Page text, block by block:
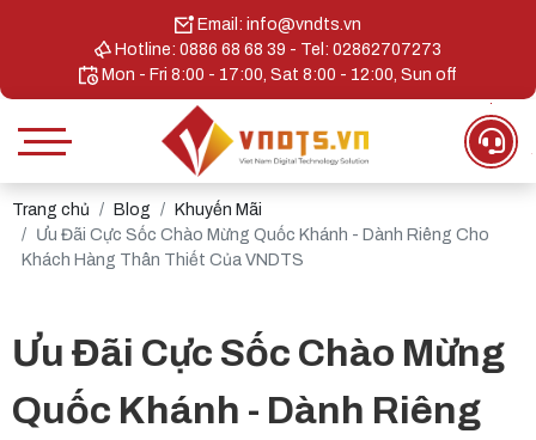
Email: info@vndts.vn
Hotline: 0886 68 68 39 - Tel: 02862707273
Mon - Fri 8:00 - 17:00, Sat 8:00 - 12:00, Sun off
Trang chủ Blog
Khuyến Mãi
Ưu Đãi Cực Sốc Chào Mừng Quốc Khánh - Dành Riêng Cho
Khách Hàng Thân Thiết Của VNDTS
Ưu Đãi Cực Sốc Chào Mừng
Quốc Khánh - Dành Riêng